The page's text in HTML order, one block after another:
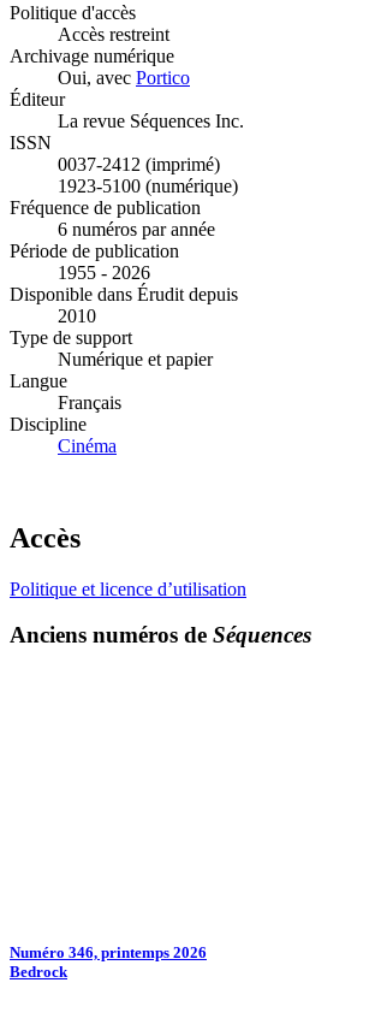
Politique d'accès
Accès restreint
Archivage numérique
Oui, avec Portico
Éditeur
La revue Séquences Inc.
ISSN
0037-2412 (imprimé)
1923-5100 (numérique)
Fréquence de publication
6 numéros par année
Période de publication
1955 - 2026
Disponible dans Érudit depuis
2010
Type de support
Numérique et papier
Langue
Français
Discipline
Cinéma
Accès
Politique et licence d’utilisation
Anciens numéros de Séquences
Numéro 346, printemps 2026
Bedrock